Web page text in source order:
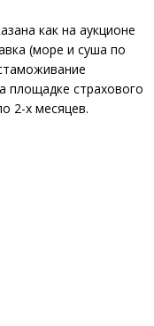
как на аукционе
(море и суша по
площадке страхового
2-x месяцев.